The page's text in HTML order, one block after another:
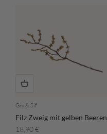
Gry & Sif
Filz Zweig mit gelben Beeren
Angebot
18,90 €